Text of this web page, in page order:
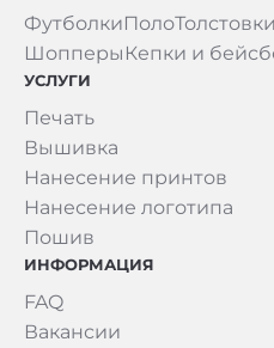
ФутболкиПолоТолстовки
Шопперы Кепки и
УСЛУГИ
Печать
Вышивка
Нанесение принтов
Нанесение логотипа
Пошив
ИНФОРМАЦИЯ
FAQ
Вакансии